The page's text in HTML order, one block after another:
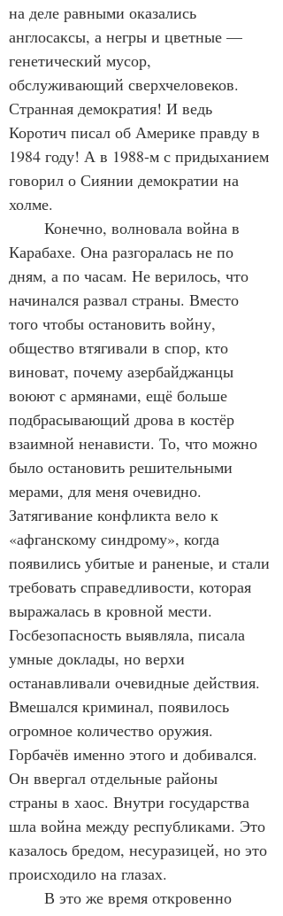
на деле равными оказались
англосаксы, а негры и цветные —
генетический мусор,
обслуживающий сверхчеловеков.
Странная демократия! И ведь
Коротич писал об Америке правду в
1984 году! А в 1988-м с придыханием
говорил о Сиянии демократии на
холме.
Карабахе. Она разгоралась не по
дням, а по часам. Не верилось, что
начинался развал страны. Вместо
того чтобы остановить войну,
общество втягивали в спор, кто
виноват, почему азербайджанцы
воюют с армянами, ещё больше
подбрасывающий дрова в костёр
взаимной ненависти. То, что можно
было остановить решительными
мерами, для меня очевидно.
Затягивание конфликта вело к
«афганскому синдрому», когда
появились убитые и раненые, и стали
требовать справедливости, которая
выражалась в кровной мести.
Госбезопасность выявляла, писала
умные доклады, но верхи
останавливали очевидные действия.
Вмешался криминал, появилось
огромное количество оружия.
Горбачёв именно этого и добивался.
Он ввергал отдельные районы
страны в хаос. Внутри государства
шла война между республиками. Это
казалось бредом, несуразицей, но это
происходило на глазах.